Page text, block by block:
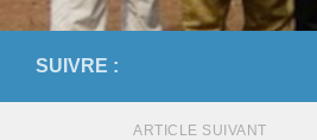
SUIVRE :
ARTICLE SUIVANT